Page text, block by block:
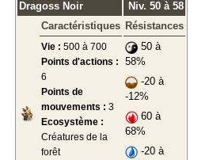
navigation
recherche
Dragoss Noir
Niv. 50 à 58
Caractéristiques
Résistances
Vie : 500 à 700
Points d'actions :
6
Points de
mouvements : 3
Ecosystème :
Créatures de la
forêt
50 à
58%
-20 à
-12%
60 à
68%
-20 à